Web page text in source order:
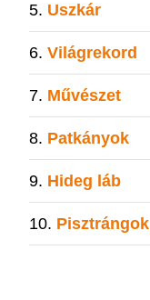
Uszkár
Világrekord
Művészet
Patkányok
Hideg láb
Pisztrángok